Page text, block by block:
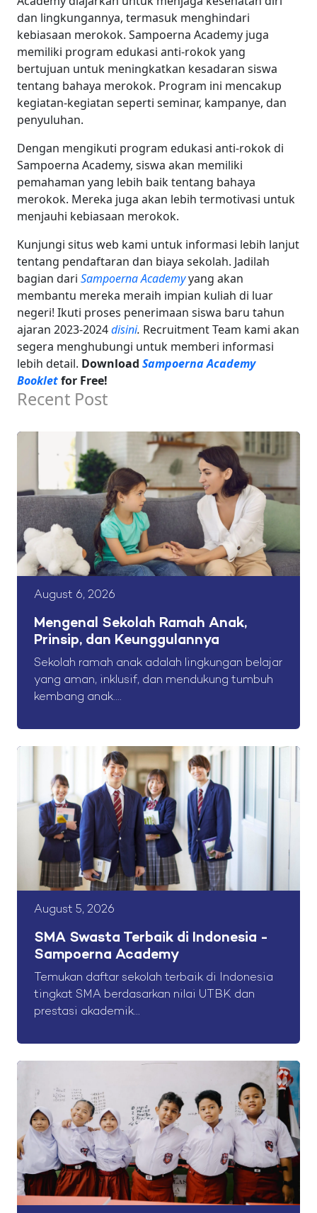
dan lingkungannya, termasuk menghindari
kebiasaan merokok. Sampoerna Academy juga
memiliki program edukasi anti-rokok yang
bertujuan untuk meningkatkan kesadaran siswa
tentang bahaya merokok. Program ini mencakup
kegiatan-kegiatan seperti seminar, kampanye, dan
penyuluhan.
Dengan mengikuti program edukasi anti-rokok di
Sampoerna Academy, siswa akan memiliki
pemahaman yang lebih baik tentang bahaya
merokok. Mereka juga akan lebih termotivasi untuk
menjauhi kebiasaan merokok.
Kunjungi situs web kami untuk informasi lebih lanjut
tentang pendaftaran dan biaya sekolah. Jadilah
bagian dari Sampoerna Academyyang akan
membantu mereka meraih impian kuliah di luar
negeri! Ikuti proses penerimaan siswa baru tahun
ajaran 2023-2024disini. Recruitment Team kami akan
segera menghubungi untuk memberi informasi
lebih detail. Download Sampoerna Academy
Bookletfor Free!
Recent Post
August 6, 2026
Mengenal Sekolah Ramah Anak,
Prinsip, dan Keunggulannya
Sekolah ramah anak adalah lingkungan belajar
yang aman, inklusif, dan mendukung tumbuh
kembang anak....
August 5, 2026
SMA Swasta Terbaik di Indonesia -
Sampoerna Academy
Temukan daftar sekolah terbaik di Indonesia
tingkat SMA berdasarkan nilai UTBK dan
prestasi akademik...